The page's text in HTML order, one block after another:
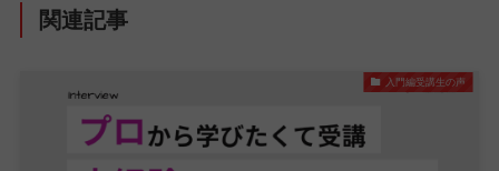
関連記事
入門編受講生の声